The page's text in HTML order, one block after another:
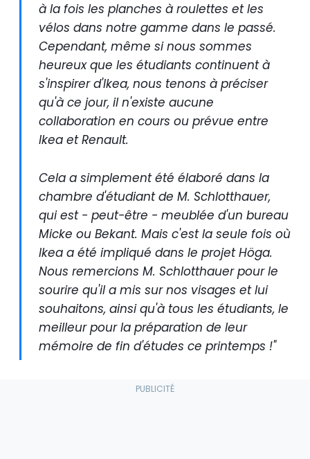
à la fois les planches à roulettes et les
vélos dans notre gamme dans le passé.
Cependant, même si nous sommes
heureux que les étudiants continuent à
s'inspirer d'Ikea, nous tenons à préciser
qu'à ce jour, il n'existe aucune
collaboration en cours ou prévue entre
Ikea et Renault.
Cela a simplement été élaboré dans la
chambre d'étudiant de M. Schlotthauer,
qui est - peut-être - meublée d'un bureau
Micke ou Bekant. Mais c'est la seule fois où
Ikea a été impliqué dans le projet Höga.
Nous remercions M. Schlotthauer pour le
sourire qu'il a mis sur nos visages et lui
souhaitons, ainsi qu'à tous les étudiants, le
meilleur pour la préparation de leur
mémoire de fin d'études ce printemps !"